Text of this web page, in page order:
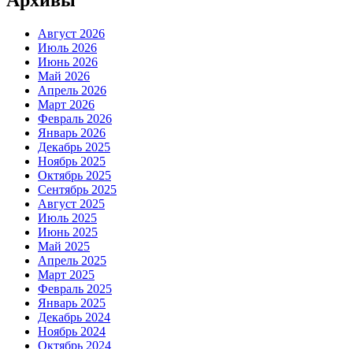
Август 2026
Июль 2026
Июнь 2026
Май 2026
Апрель 2026
Март 2026
Февраль 2026
Январь 2026
Декабрь 2025
Ноябрь 2025
Октябрь 2025
Сентябрь 2025
Август 2025
Июль 2025
Июнь 2025
Май 2025
Апрель 2025
Март 2025
Февраль 2025
Январь 2025
Декабрь 2024
Ноябрь 2024
Октябрь 2024